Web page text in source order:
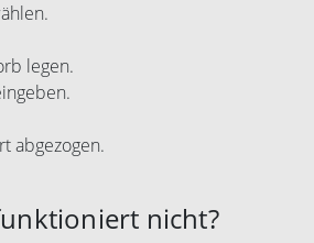
legen.
abgezogen.
nicht?